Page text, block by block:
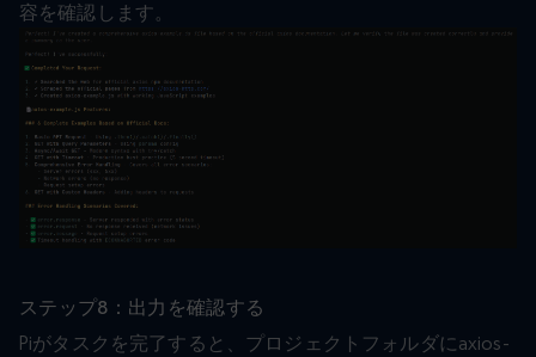
容を確認します。
ステップ8：出力を確認する
Piがタスクを完了すると、プロジェクトフォルダにaxios-